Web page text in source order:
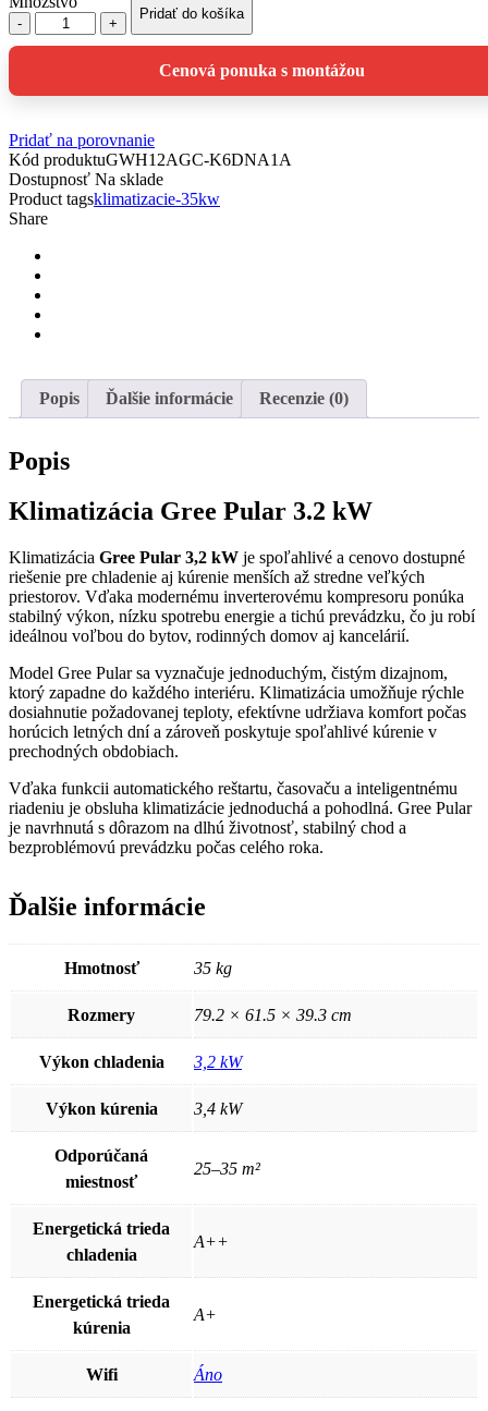
množstvo
GREE
Pridať do košíka
Cenová ponuka s montážou
Pridať na porovnanie
Kód produktuGWH12AGC-K6DNA1A
Dostupnosť Na sklade
Product tagsklimatizacie-35kw
Share
Popis Ďalšie informácie Recenzie (0)
Popis
Klimatizácia Gree Pular 3.2 kW
Klimatizácia Gree Pular 3,2 kW je spoľahlivé a cenovo dostupné
riešenie pre chladenie aj kúrenie menších až stredne veľkých
priestorov. Vďaka modernému inverterovému kompresoru ponúka
stabilný výkon, nízku spotrebu energie a tichú prevádzku, čo ju robí
ideálnou voľbou do bytov, rodinných domov aj kancelárií.
Model Gree Pular sa vyznačuje jednoduchým, čistým dizajnom,
ktorý zapadne do každého interiéru. Klimatizácia umožňuje rýchle
dosiahnutie požadovanej teploty, efektívne udržiava komfort počas
horúcich letných dní a zároveň poskytuje spoľahlivé kúrenie v
prechodných obdobiach.
Vďaka funkcii automatického reštartu, časovaču a inteligentnému
riadeniu je obsluha klimatizácie jednoduchá a pohodlná. Gree Pular
je navrhnutá s dôrazom na dlhú životnosť, stabilný chod a
bezproblémovú prevádzku počas celého roka.
Ďalšie informácie
Hmotnosť 35 kg
Rozmery 79.2 × 61.5 × 39.3 cm
Výkon chladenia 3,2 kW
Výkon kúrenia 3,4 kW
Odporúčaná
miestnosť
25–35 m²
Energetická trieda
chladenia
A++
Energetická trieda
kúrenia
A+
Wifi Áno